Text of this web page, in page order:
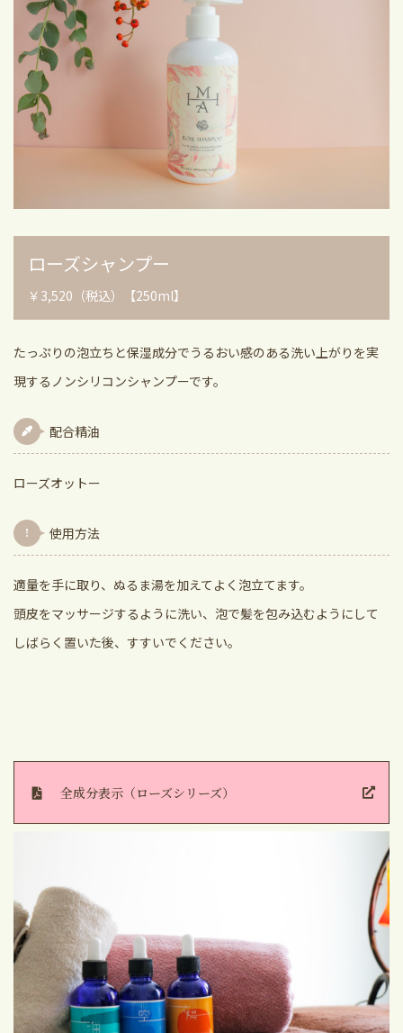
ローズシャンプー
￥3,520（税込）【250ml】
たっぷりの泡立ちと保湿成分でうるおい感のある洗い上がりを実
現するノンシリコンシャンプーです。
配合精油
ローズオットー
使用方法
適量を手に取り、ぬるま湯を加えてよく泡立てます。
頭皮をマッサージするように洗い、泡で髪を包み込むようにして
しばらく置いた後、すすいでください。
全成分表示（ローズシリーズ）